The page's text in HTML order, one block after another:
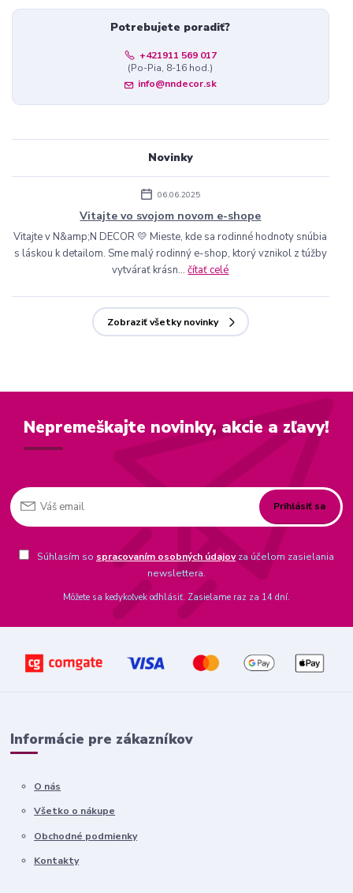
Potrebujete poradiť?
+421911 569 017
(Po-Pia, 8-16 hod.)
info@nndecor.sk
Novinky
06.06.2025
Vitajte vo svojom novom e-shope
Vitajte v N&amp;N DECOR 💛 Mieste, kde sa rodinné hodnoty snúbia
s láskou k detailom. Sme malý rodinný e-shop, ktorý vznikol z túžby
vytvárať krásn...čítať celé
Zobraziť všetky novinky
Nepremeškajte novinky, akcie a zľavy!
Prihlásiť sa
Súhlasím so spracovaním osobných údajovza účelom zasielania
newslettera.
Môžete sa kedykoľvek odhlásiť. Zasielame raz za 14 dní.
Informácie pre zákazníkov
O nás
Všetko o nákupe
Obchodné podmienky
Kontakty